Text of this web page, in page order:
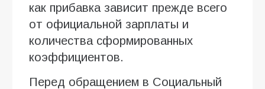
как прибавка зависит прежде всего
от официальной зарплаты и
количества сформированных
коэффициентов.
Перед обращением в Социальный